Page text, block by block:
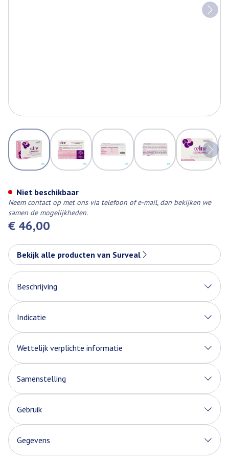
View larger imageView larger imageView larger imageView larger image
View
€ 46,00
Niet beschikbaar
Neem contact op met ons via telefoon of e-mail, dan bekijken we
samen de mogelijkheden.
Bekijk alle producten van Surveal
Beschrijving
Indicatie
Wettelijk verplichte informatie
Samenstelling
Gebruik
Gegevens